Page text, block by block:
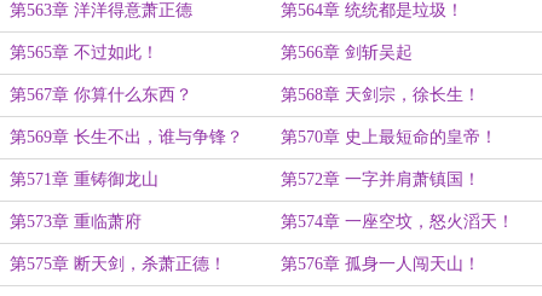
第563章 洋洋得意萧正德 第564章 统统都是垃圾！
第565章 不过如此！ 第566章 剑斩吴起
第567章 你算什么东西？ 第568章 天剑宗，徐长生！
第569章 长生不出，谁与争锋？ 第570章 史上最短命的皇帝！
第571章 重铸御龙山 第572章 一字并肩萧镇国！
第573章 重临萧府 第574章 一座空坟，怒火滔天！
第575章 断天剑，杀萧正德！ 第576章 孤身一人闯天山！